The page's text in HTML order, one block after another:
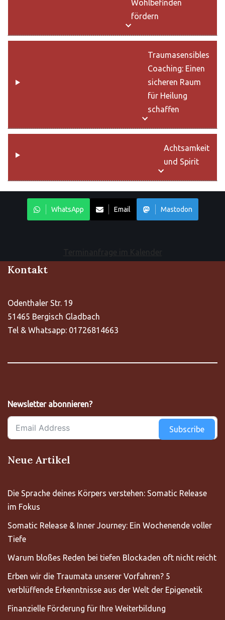
Wohlbefinden
fördern
Traumasensibles
Coaching: Einen
sicheren Raum
für Heilung
schaffen
Achtsamkeit
und Spirit
WhatsApp Email Mastodon
Terminanfrage im Kalender
Kontakt
Odenthaler Str. 19
51465 Bergisch Gladbach
Tel & Whatsapp: 01726814663
Newsletter abonnieren?
Subscribe
Neue Artikel
Die Sprache deines Körpers verstehen: Somatic Release
im Fokus
Somatic Release & Inner Journey: Ein Wochenende voller
Tiefe
Warum bloßes Reden bei tiefen Blockaden oft nicht reicht
Erben wir die Traumata unserer Vorfahren? 5
verblüffende Erkenntnisse aus der Welt der Epigenetik
Finanzielle Förderung für Ihre Weiterbildung